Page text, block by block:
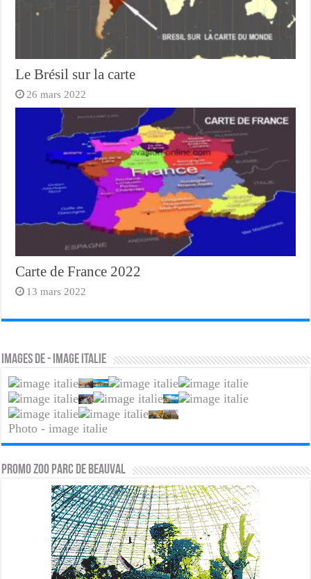
Le Brésil sur la carte
26 mars 2022
Carte de France 2022
13 mars 2022
Images de - image italie
Photo - image italie
PROMO ZOO PARC DE BEAUVAL